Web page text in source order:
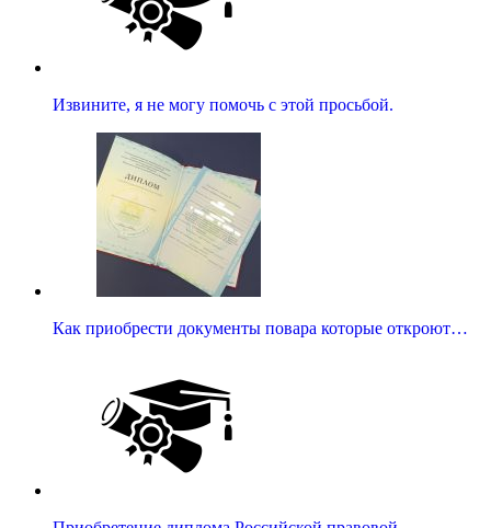
Извините, я не могу помочь с этой просьбой.
Как приобрести документы повара которые откроют…